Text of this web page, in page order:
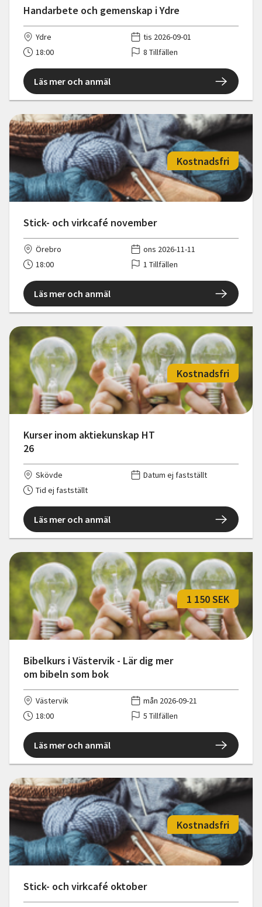
Handarbete och gemenskap i Ydre
Ydre
tis 2026-09-01
18:00
8 Tillfällen
Läs mer och anmäl
Stick- och virkcafé november
Kostnadsfri
Örebro
ons 2026-11-11
18:00
1 Tillfällen
Läs mer och anmäl
Kurser inom aktiekunskap HT
26
Kostnadsfri
Skövde
Datum ej fastställt
Tid ej fastställt
Läs mer och anmäl
Bibelkurs i Västervik - Lär dig mer
om bibeln som bok
1 150 SEK
Västervik
mån 2026-09-21
18:00
5 Tillfällen
Läs mer och anmäl
Stick- och virkcafé oktober
Kostnadsfri